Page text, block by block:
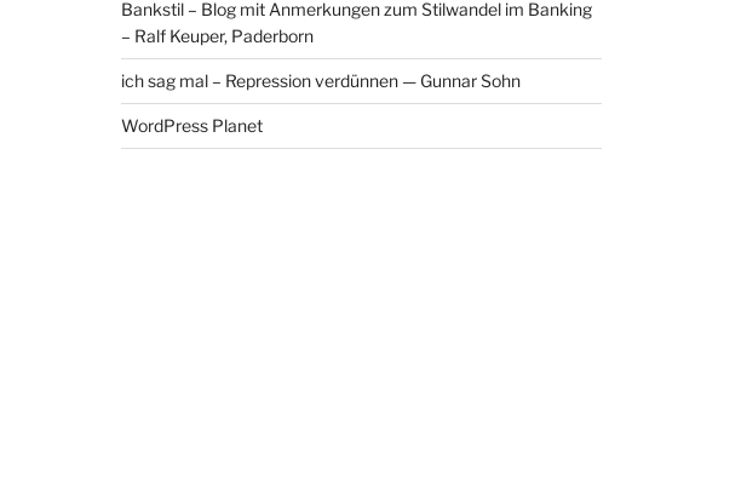
Bankstil – Blog mit Anmerkungen zum Stilwandel im Banking
– Ralf Keuper, Paderborn
ich sag mal – Repression verdünnen — Gunnar Sohn
WordPress Planet